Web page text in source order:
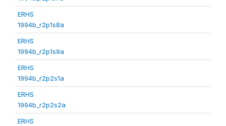
ERHS
1994b_r2p1s8a
ERHS
1994b_r2p1s9a
ERHS
1994b_r2p2s1a
ERHS
1994b_r2p2s2a
ERHS